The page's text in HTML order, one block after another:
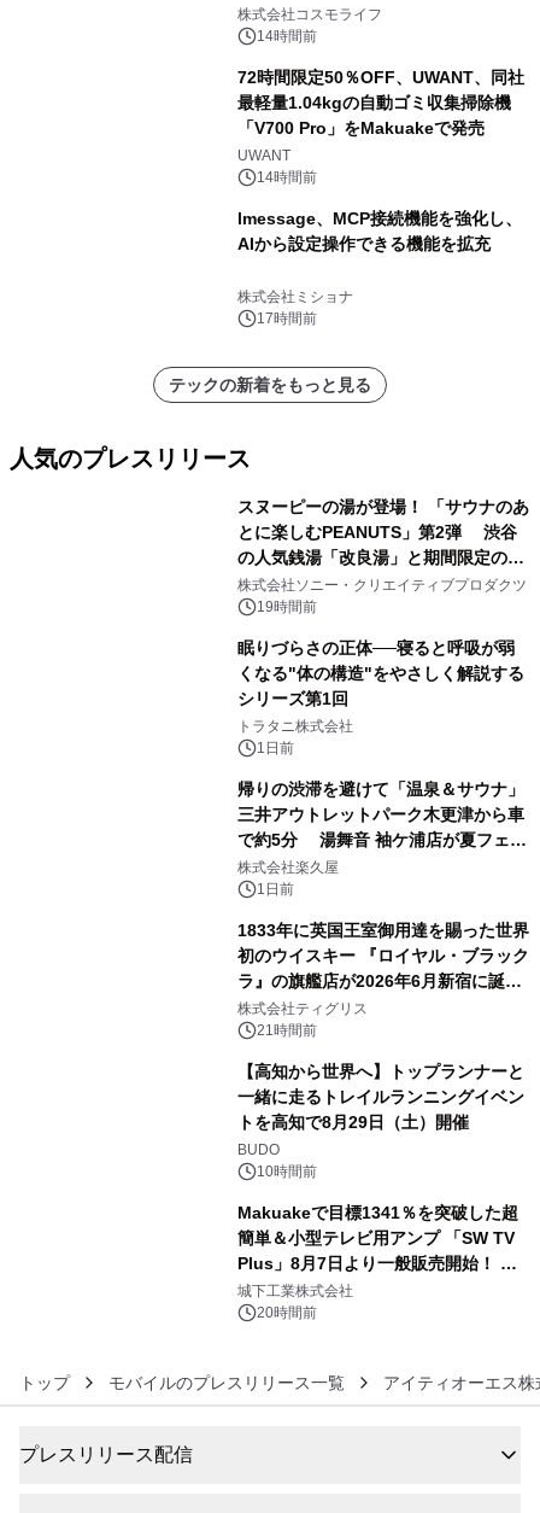
ャンペーンを実施
株式会社コスモライフ
14時間前
72時間限定50％OFF、UWANT、同社
最軽量1.04kgの自動ゴミ収集掃除機
「V700 Pro」をMakuakeで発売
UWANT
14時間前
lmessage、MCP接続機能を強化し、
AIから設定操作できる機能を拡充
株式会社ミショナ
17時間前
テックの新着をもっと見る
人気のプレスリリース
スヌーピーの湯が登場！ 「サウナのあ
とに楽しむPEANUTS」第2弾 渋谷
の人気銭湯「改良湯」と期間限定のコ
ラボレーション サウナイキタイコラ
ボグッズも発売決定！
株式会社ソニー・クリエイティブプロダクツ
19時間前
眠りづらさの正体──寝ると呼吸が弱
くなる"体の構造"をやさしく解説する
シリーズ第1回
トラタニ株式会社
1日前
帰りの渋滞を避けて「温泉＆サウナ」
三井アウトレットパーク木更津から車
で約5分 湯舞音 袖ケ浦店が夏フェア
メニューを提供
株式会社楽久屋
1日前
1833年に英国王室御用達を賜った世界
初のウイスキー 『ロイヤル・ブラック
ラ』の旗艦店が2026年6月新宿に誕
生 バカルディ ジャパンと連携した
没入型バー「BAR Arca」
株式会社ティグリス
21時間前
【高知から世界へ】トップランナーと
一緒に走るトレイルランニングイベン
トを高知で8月29日（土）開催
BUDO
10時間前
Makuakeで目標1341％を突破した超
簡単＆小型テレビ用アンプ 「SW TV
Plus」8月7日より一般販売開始！ ケ
ーブル1本つなぐだけ、テレビの音が
ぐっと豊かに
城下工業株式会社
20時間前
トップ モバイルのプレスリリース一覧 アイティオーエス株
プレスリリース配信